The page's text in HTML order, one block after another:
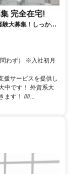
完全在宅!
大募集！しっかり
わず） ※入社初月
サービスを提供し
中です！ 外資系大
ます！ ////...